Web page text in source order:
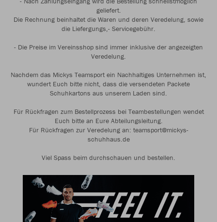
geliefert.
Die Rechnung beinhaltet die Waren und deren Veredelung, sowie
die Liefergungs,- Servicegebühr.
- Die Preise im Vereinsshop sind immer inklusive der angezeigten
Veredelung.
Nachdem das Mickys Teamsport ein Nachhaltiges Unternehmen ist,
wundert Euch bitte nicht, dass die versendeten Packete
Schuhkartons aus unserem Laden sind.
Für Rückfragen zum Bestellprozess bei Teambestellungen wendet
Euch bitte an Eure Abteilungsleitung.
Für Rückfragen zur Veredelung an: teamsport@mickys-
schuhhaus.de
Viel Spass beim durchschauen und bestellen.